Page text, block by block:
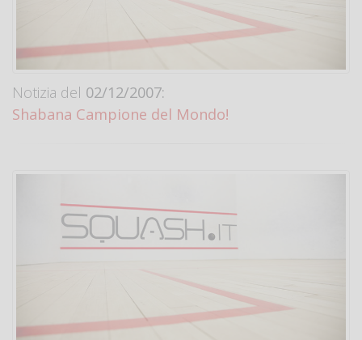
Notizia del 02/12/2007:
Shabana Campione del Mondo!